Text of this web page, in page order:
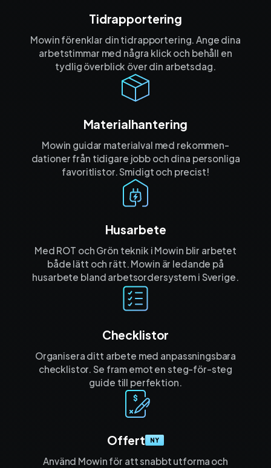
Tidrapportering
Mowin förenklar din tidrapportering. Ange dina
arbetstimmar med några klick och behåll en
tydlig överblick över din arbetsdag.
Materialhantering
Mowin guidar materialval med rekommen­
dationer från tidigare jobb och dina personliga
favorit­listor. Smidigt och precist!
Husarbete
Med ROT och Grön teknik i Mowin blir arbetet
både lätt och rätt. Mowin är ledande på
husarbete bland arbetsordersystem i Sverige.
Checklistor
Organisera ditt arbete med anpassnings­bara
checklistor. Se fram emot en steg-för-steg
guide till perfektion.
Offert NY
Använd Mowin för att snabbt utforma och